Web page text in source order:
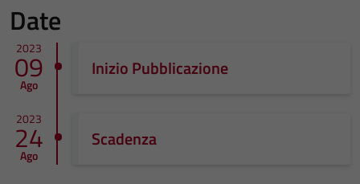
Date
2023
09
Ago
Inizio Pubblicazione
2023
24
Ago
Scadenza